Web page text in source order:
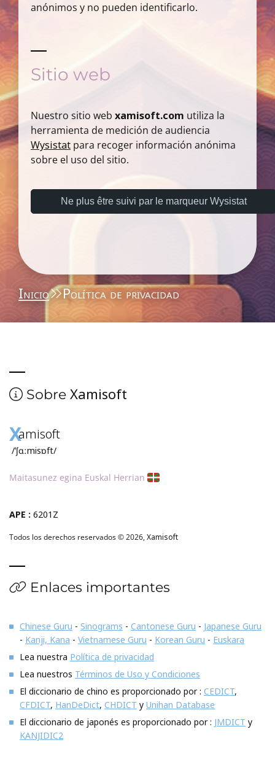
anónimos y no pueden identificarlo.
Sitio web
Nuestro sitio web xamisoft.com utiliza la
herramienta de medición de audiencia
Wysistat para recoger información anónima
sobre el uso del sitio.
Inicio Política de privacidad
Sobre Xamisoft
Xamisoft
/ˈʃɑːmisɒft/
Maitasunez egina Euskal Herrian
APE : 6201Z
Todos los derechos reservados © 2026,Xamisoft
Enlaces importantes
Chinese Guru - Sinograms - Cantonese Guru - Japanese Guru
- Kanji, Kana - Vietnamese Guru - Korean Guru - Euskara
Lea nuestra Política de privacidad
Lea nuestros Términos de Uso y Condiciones
El diccionario de chino es proporcionado por : CEDICT,
CFDICT, HanDeDict, CHDICT y Unihan Database
El diccionario de japonés es proporcionado por : JMDICT y
KANJIDIC2